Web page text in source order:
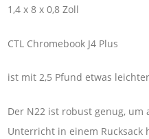
1,4 x 8 x 0,8 Zoll
CTL Chromebook J4 Plus
ist mit 2,5 Pfund etwas
Der N22 ist robust genug, um
Unterricht in einem Rucksack